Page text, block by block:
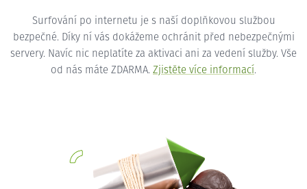
Surfování po internetu je s naší doplňkovou službou
bezpečné. Díky ní vás dokážeme ochránit před nebezpečnými
servery. Navíc nic neplatíte za aktivaci ani za vedení služby. Vše
od nás máte ZDARMA. Zjistěte více informací.